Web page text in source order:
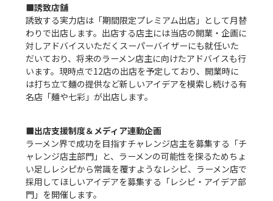
■誘致店舗
誘致する実力店は「期間限定プレミアム出店」として月替
わりで出店します。出店する店主には当店の開業・企画に
対しアドバイスいただくスーパーバイザーにも就任いた
だいており、将来のラーメン店主に向けたアドバイスも行
います。現時点で12店の出店を予定しており、開業時に
は打ち立て麺の提供など新しいアイデアを模索し続ける有
名店「麺や七彩」が出店します。
■出店支援制度＆メディア連動企画
ラーメン界で成功を目指すチャレンジ店主を募集する「チ
ャレンジ店主部門」と、ラーメンの可能性を探るためちょ
い足しレシピから常識を覆すようなレシピ、ラーメン店で
採用してほしいアイデアを募集する「レシピ・アイデア部
門」を開催します。